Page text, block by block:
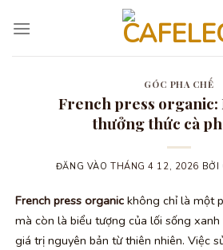
qua
GÓC PHA CHẾ
French press organic:
thưởng thức cà
ĐĂNG VÀO THÁNG 4 12, 2026 BỞI
French press organic không chỉ là một
mà còn là biểu tượng của lối sống
giá trị nguyên bản từ thiên nhiên. Việc